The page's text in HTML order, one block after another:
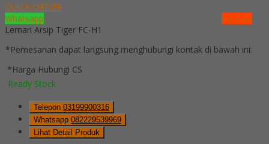
QUICK ORDER
Whatsapp
via SMS
Lemari Arsip Tiger FC-H1
*Pemesanan dapat langsung menghubungi kontak di bawah ini:
*Harga Hubungi CS
Ready Stock
Telepon 03199900316
Whatsapp 082229539969
Lihat Detail Produk